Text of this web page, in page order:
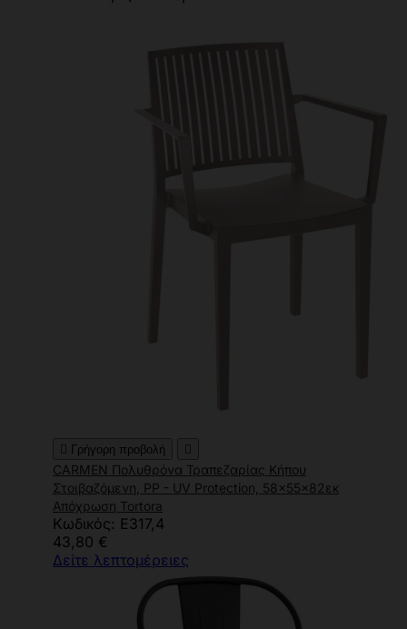
 Γρήγορη προβολή 
CARMEN Πολυθρόνα Τραπεζαρίας Κήπου
Στοιβαζόμενη, PP - UV Protection, 58x55x82εκ
Απόχρωση Tortora
Κωδικός: Ε317,4
43,80 €
Δείτε λεπτομέρειες